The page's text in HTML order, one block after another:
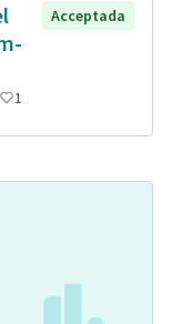
Acceptada
1